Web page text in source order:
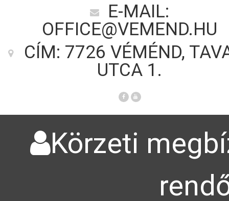
E-MAIL:
OFFICE@VEMEND.HU
CÍM: 7726 VÉMÉND,
UTCA 1.
Körzeti